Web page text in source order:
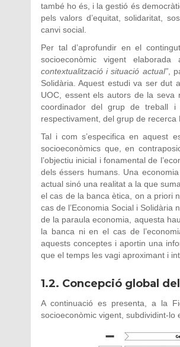
també ho és, i la gestió és
pels valors d’equitat, solidaritat,
canvi social.
Per tal d’aprofundir en el
socioeconòmic vigent elaborada
contextualització i situació actual”,
Solidària. Aquest estudi va ser dut
UOC, essent els autors de la seva
coordinador del grup de treball i
respectivament, del grup de recerca
Tal i com s’especifica en aquest
socioeconòmics que, en
l’objectiu inicial i fonamental de
dels éssers humans. Una
actual sinó una realitat a la que
el cas de la banca ètica, on a priori
cas de l’Economia Social i Solidària
de la paraula economia, aquesta
la banca ni en el cas de
aquests conceptes i aportin una
que el temps les vagi aproximant i
1.2. Concepció global
A continuació es presenta, a la
socioeconòmic vigent, subdividint-